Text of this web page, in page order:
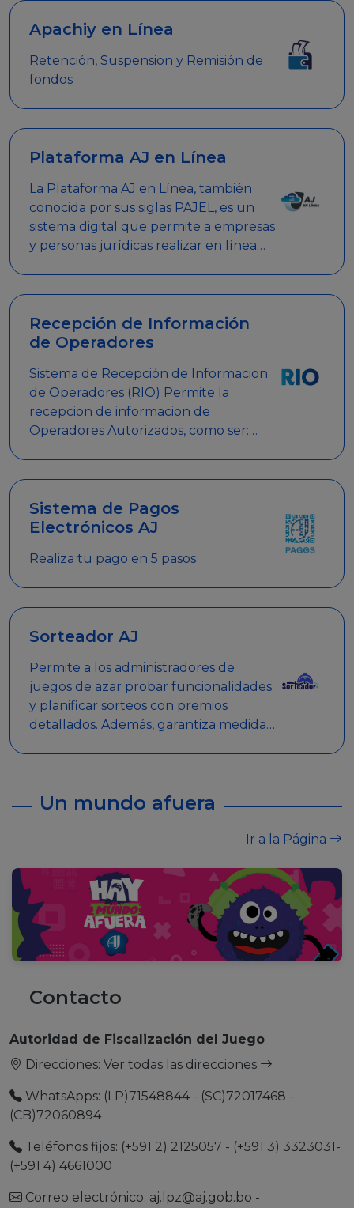
clave.
Apachiy en Línea
Retención, Suspension y Remisión de
fondos
Plataforma AJ en Línea
La Plataforma AJ en Línea, también
conocida por sus siglas PAJEL, es un
sistema digital que permite a empresas
y personas jurídicas realizar en línea
Recepción de Información
de Operadores
Sistema de Recepción de Informacion
de Operadores (RIO) Permite la
recepcion de informacion de
Operadores Autorizados, como ser:
Sistema de Pagos
Electrónicos AJ
Realiza tu pago en 5 pasos
Sorteador AJ
Permite a los administradores de
juegos de azar probar funcionalidades
y planificar sorteos con premios
detallados. Además, garantiza medidas
Un mundo afuera
Ir a la Página
Contacto
Autoridad de Fiscalización del Juego
Direcciones: Ver todas las direcciones
WhatsApps: (LP)71548844 - (SC)72017468 -
(CB)72060894
Teléfonos fijos: (+591 2) 2125057 - (+591 3) 3323031-
(+591 4) 4661000
Correo electrónico: aj.lpz@aj.gob.bo -